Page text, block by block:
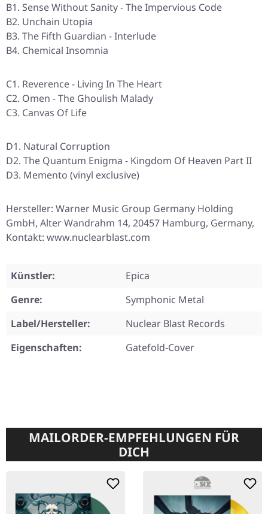
B1. Sense Without Sanity - The Impervious Code
B2. Unchain Utopia
B3. The Fifth Guardian - Interlude
B4. Chemical Insomnia
C1. Reverence - Living In The Heart
C2. Omen - The Ghoulish Malady
C3. Canvas Of Life
D1. Natural Corruption
D2. The Quantum Enigma - Kingdom Of Heaven Part II
D3. Memento (vinyl exclusive)
Hersteller: Warner Music Group Germany Holding
GmbH, Alter Wandrahm 14, 20457 Hamburg, Germany,
Kontakt: www.nuclearblast.com
Künstler:
Epica
Genre:
Symphonic Metal
Label/Hersteller:
Nuclear Blast Records
Eigenschaften:
Gatefold-Cover
MAILORDER-EMPFEHLUNGEN FÜR
DICH